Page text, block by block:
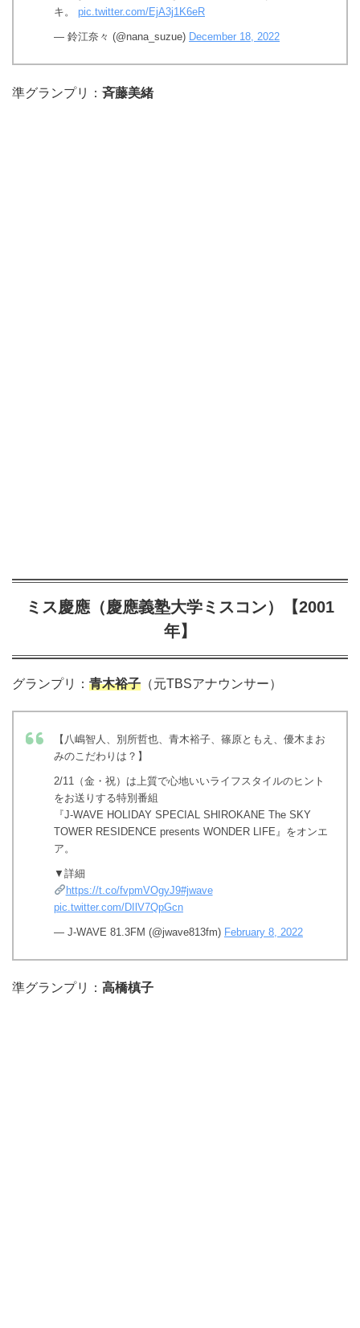
キ。 pic.twitter.com/EjA3j1K6eR
— 鈴江奈々 (@nana_suzue) December 18, 2022
準グランプリ：斉藤美緒
ミス慶應（慶應義塾大学ミスコン）【2001
年】
グランプリ： 青木裕子 （元TBSアナウンサー）
【八嶋智人、別所哲也、青木裕子、篠原ともえ、優木まお
みのこだわりは？】
2/11（金・祝）は上質で心地いいライフスタイルのヒント
をお送りする特別番組
『J-WAVE HOLIDAY SPECIAL SHIROKANE The SKY
TOWER RESIDENCE presents WONDER LIFE』をオンエ
ア。
▼詳細
https://t.co/fvpmVOgyJ9#jwave
pic.twitter.com/DIlV7QpGcn
— J-WAVE 81.3FM (@jwave813fm) February 8, 2022
準グランプリ： 高橋槙子